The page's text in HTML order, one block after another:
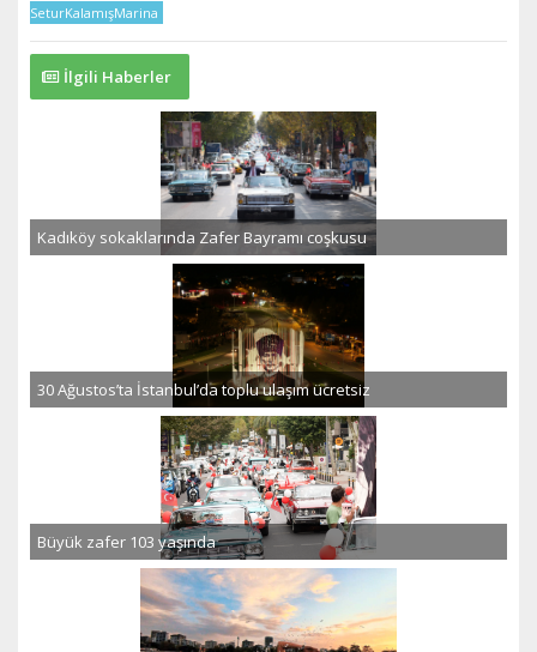
SeturKalamışMarina
İlgili Haberler
Kadıköy sokaklarında Zafer Bayramı coşkusu
30 Ağustos’ta İstanbul’da toplu ulaşım ücretsiz
Büyük zafer 103 yaşında